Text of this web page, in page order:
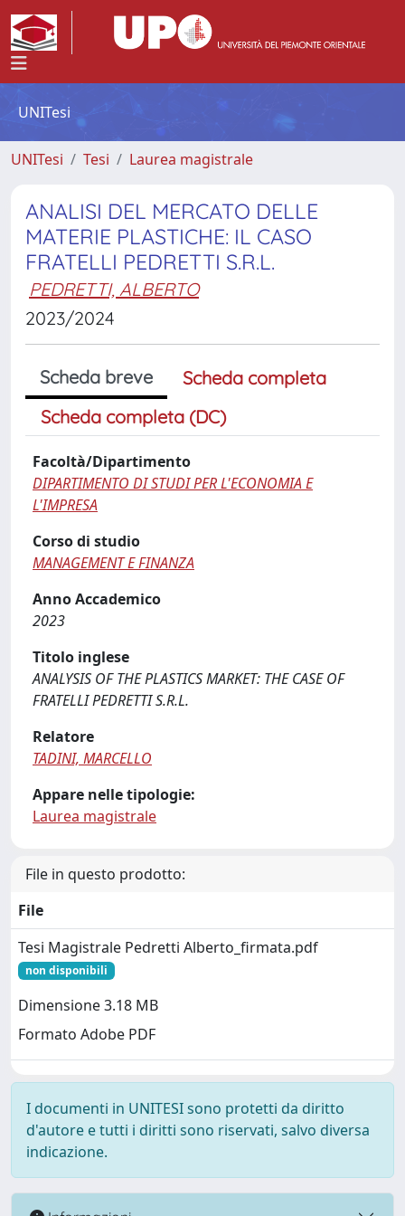
UNITesi
UNITesi Tesi Laurea magistrale
ANALISI DEL MERCATO DELLE
MATERIE PLASTICHE: IL CASO
FRATELLI PEDRETTI S.R.L.
PEDRETTI, ALBERTO
2023/2024
Scheda breve
Scheda completa
Scheda completa (DC)
Facoltà/Dipartimento
DIPARTIMENTO DI STUDI PER L'ECONOMIA E
L'IMPRESA
Corso di studio
MANAGEMENT E FINANZA
Anno Accademico
2023
Titolo inglese
ANALYSIS OF THE PLASTICS MARKET: THE CASE OF
FRATELLI PEDRETTI S.R.L.
Relatore
TADINI, MARCELLO
Appare nelle tipologie:
Laurea magistrale
File in questo prodotto:
File
Tesi Magistrale Pedretti Alberto_firmata.pdf
non disponibili
Dimensione 3.18 MB
Formato Adobe PDF
I documenti in UNITESI sono protetti da diritto
d'autore e tutti i diritti sono riservati, salvo diversa
indicazione.